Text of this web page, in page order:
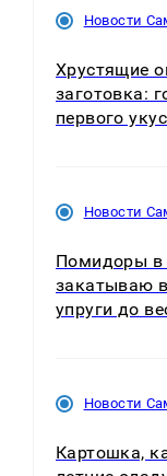
Новости
Хрустящие
заготовка:
первого
Новости
Помидоры в
закатываю
упруги до
Новости
Картошка,